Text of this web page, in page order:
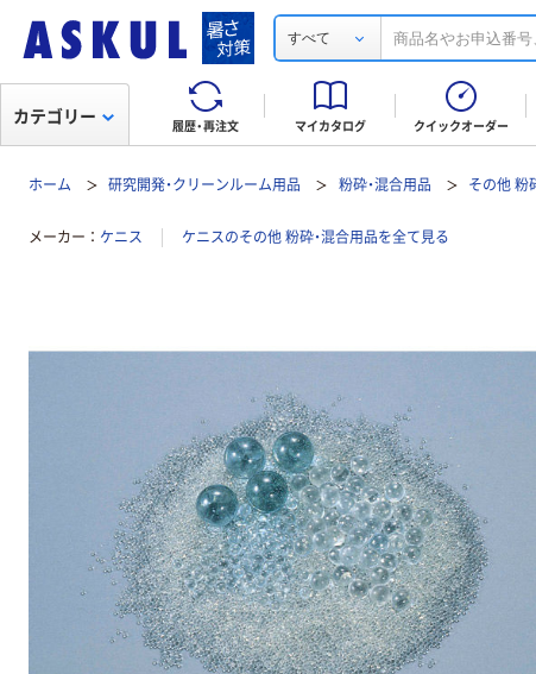
すべて
履歴・再注文 マイカタログ クイックオーダー
カテゴリー
ホーム 研究開発・クリーンルーム用品 粉砕・混合用品 その他 粉
メーカー ケニス ケニスのその他 粉砕・混合用品を全て見る